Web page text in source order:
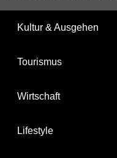
Kultur & Ausgehen
Tourismus
Wirtschaft
Lifestyle